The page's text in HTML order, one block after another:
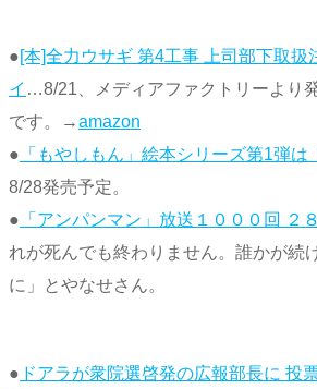
●[本]全力ウサギ 第4工事 上司部下取扱
イ …8/21、メディアファクトリーより
です。→amazon
● 「もやしもん」絵本シリーズ第1弾は
8/28発売予定。
● 「アンパンマン」放送１０００回 ２
れが死んでも終わりません。誰かが続
に」とやなせさん。
● ドアラが衆院選啓発の広報部長に 投